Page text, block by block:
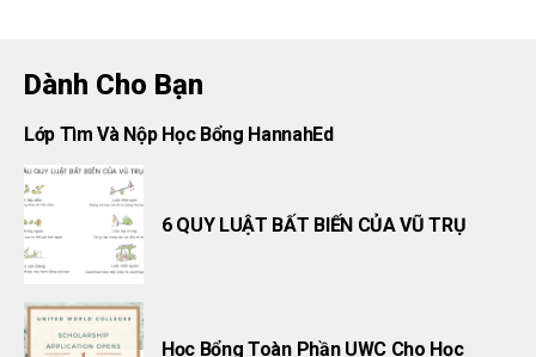
Dành Cho Bạn
Lớp Tìm Và Nộp Học Bổng HannahEd
6 QUY LUẬT BẤT BIẾN CỦA VŨ TRỤ
Học Bổng Toàn Phần UWC Cho Học